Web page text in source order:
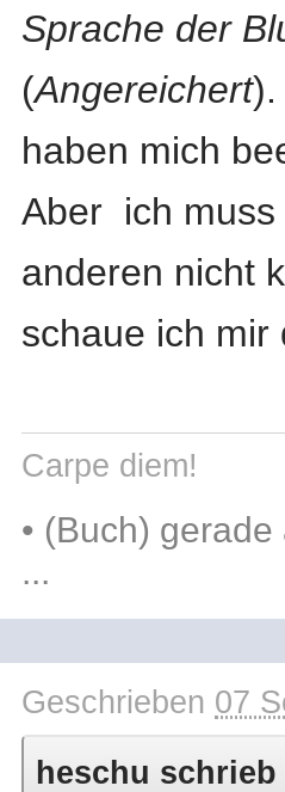
Sprache der
(Angereichert).
haben mich
Aber ich muss
anderen nicht
schaue ich mir
Carpe diem!
• (Buch) gerade
...
Geschrieben 07
heschu schrieb